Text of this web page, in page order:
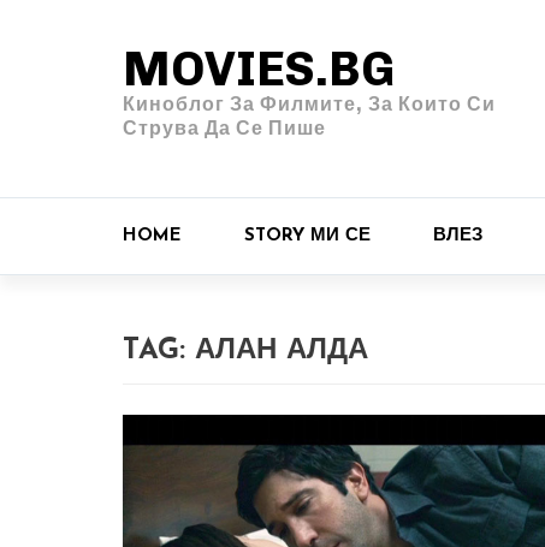
MOVIES.BG
Киноблог За Филмите, За Които Си
Струва Да Се Пише
HOME STORY МИ СЕ ВЛЕЗ
TAG: АЛАН АЛДА